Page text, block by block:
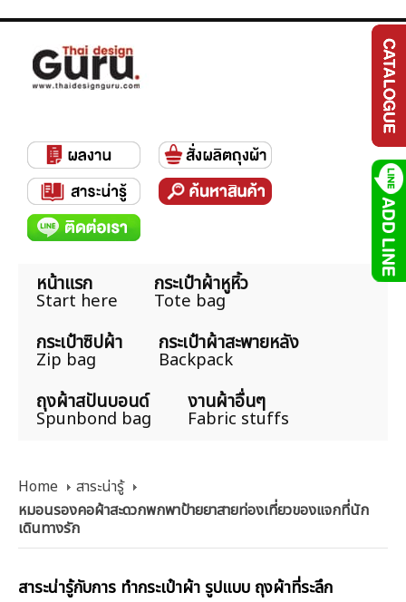
หน้าแรก
Start here
กระเป๋าผ้าหูหิ้ว
Tote bag
กระเป๋าซิปผ้า
Zip bag
กระเป๋าผ้าสะพายหลัง
Backpack
ถุงผ้าสปันบอนด์
Spunbond bag
งานผ้าอื่นๆ
Fabric stuffs
Home
สาระน่ารู้
หมอนรองคอผ้าสะดวกพกพาป้ายยาสายท่องเที่ยวของแจกที่นัก
เดินทางรัก
สาระน่ารู้กับการ ทำกระเป๋าผ้า รูปแบบ ถุงผ้าที่ระลึก